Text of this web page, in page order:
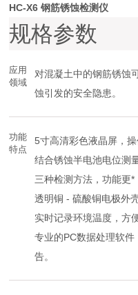
HC-X6 钢筋锈蚀检测仪
规格参数
应用
领域
对混凝土中的钢筋锈蚀
蚀引发的安全隐患。
功能
特点
5寸高清彩色液晶屏，
结合锈蚀半电池电位测
三种检测方法，功能更*
透明铜 - 硫酸铜电极外
实时记录环境温度，方
专业的PC数据处理软
告。